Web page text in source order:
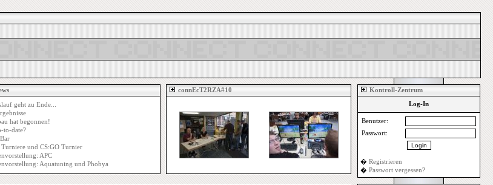
geht zu Ende...
hat begonnen!
to-date?
Turniere und CS:GO Turnier
APC
Aquatuning und Phobya
connEcT2RZA#10 Kontroll-Zentrum
Log-In
Benutzer:
Passwort:
� Registrieren
� Passwort vergessen?